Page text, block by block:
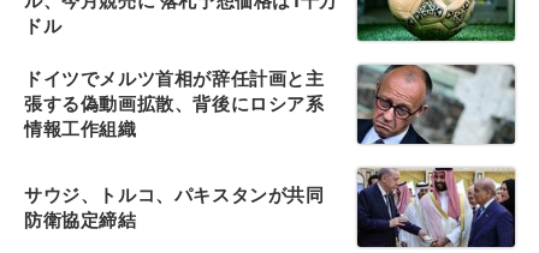
ドル
ドイツでメルツ首相が辞任計画と主
張する偽動画拡散、背後にロシア系
情報工作組織
サウジ、トルコ、パキスタンが共同
防衛協定締結